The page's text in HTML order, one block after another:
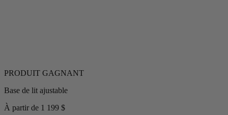
Base de lit ajustable
À partir de 1 199 $